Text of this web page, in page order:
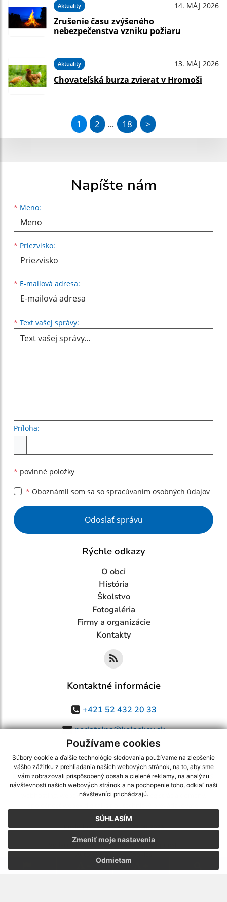
Používame cookies
Súbory cookie a ďalšie technológie sledovania používame na zlepšenie
vášho zážitku z prehliadania našich webových stránok, na to, aby sme
vám zobrazovali prispôsobený obsah a cielené reklamy, na analýzu
návštevnosti našich webových stránok a na pochopenie toho, odkiaľ naši
návštevníci prichádzajú.
SÚHLASÍM
Odmietam
Zmeniť moje nastavenia
Aktuality 14. MÁJ 2026
Zrušenie času zvýšeného
nebezpečenstva vzniku požiaru
Aktuality 13. MÁJ 2026
Chovateľská burza zvierat v Hromoši
1 2 ... 18 >
Napíšte nám
* Meno:
Meno
* Priezvisko:
Priezvisko
* E-mailová adresa:
E-mailová adresa
* Text vašej správy:
Príloha:
* povinné položky
* Oboznámil som sa so spracúvaním osobných údajov
Google reCaptcha Response
Odoslať správu
Rýchle odkazy
O obci
História
Školstvo
Fotogaléria
Firmy a organizácie
Kontakty
Kontaktné informácie
+421 52 432 20 33
podatelna@kolackov.sk
využite možnosť získavania aktuálnych informácií s využitím RSS
CMS systém (redakčný) systém ECHELON 2,Mapa stránok,web portál
webex.digital, s.r.o.,domény,registrácia domény
Posledná aktualizácia:05.08.2026
Vytlačiť stránku|Vyhlásenie o prístupnosti